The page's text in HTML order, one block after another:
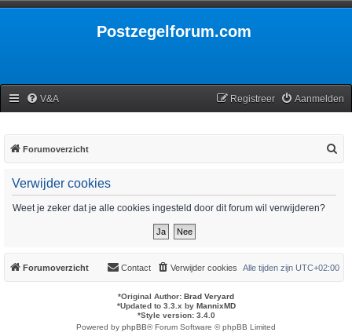
Postzegelforum.com
V&A Aanmelden
Registreer
Forumoverzicht
Verwijder cookies
Weet je zeker dat je alle cookies ingesteld door dit forum wil verwijderen?
Forumoverzicht Alle tijden zijn UTC+02:00
Verwijder cookies
Contact
*Original Author: Brad Veryard
*Updated to 3.3.x by MannixMD
*Style version: 3.4.0
Powered by phpBB® Forum Software © phpBB Limited